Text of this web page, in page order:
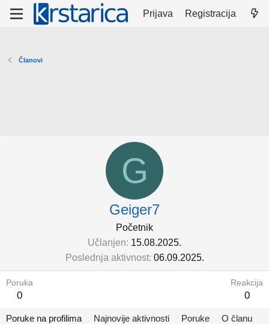
Prijava Registracija
Članovi
G
Geiger7
Početnik
Učlanjen 15.08.2025.
Poslednja aktivnost 06.09.2025.
Poruka
0
Reakcija
0
Poruke na profilima Najnovije aktivnosti Poruke O članu